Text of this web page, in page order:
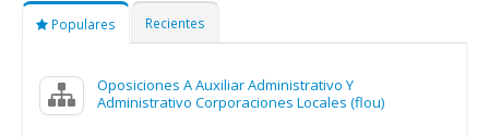
Populares Recientes
Oposiciones A Auxiliar Administrativo Y
Administrativo Corporaciones Locales (flou)